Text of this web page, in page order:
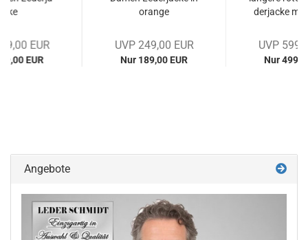
cke
EUR
EUR
oran­ge
UVP 249,00 EUR
Nur 189,00 EUR
der­ja­cke mit
UVP
Nur
Angebote